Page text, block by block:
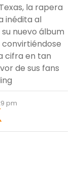
la rapera
inédita al
nuevo álbum
convirtiéndose
cifra en tan
de sus fans
pm